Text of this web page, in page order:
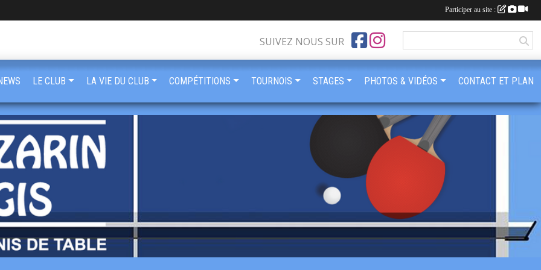
SUIVEZ NOUS SUR
LE CLUB LA VIE DU CLUB COMPÉTITIONS TOURNOIS STAGES PHOTOS & VIDÉOS CONTACT ET PLAN
Participer au site :